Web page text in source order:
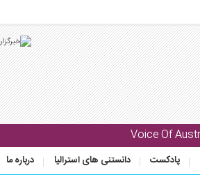
پادکست دانستنی های استرالیا درباره ما